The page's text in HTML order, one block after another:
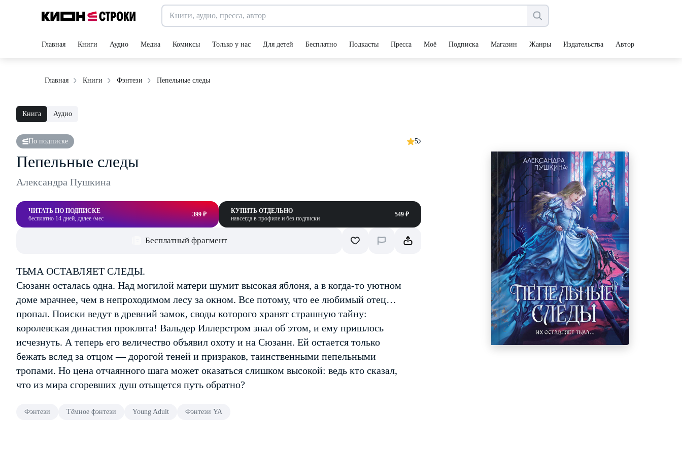
Главная Книги Аудио Медиа Комиксы Только у нас Для детей Бесплатно Подкасты Пресса Моё Подписка Магазин Жанры Издательства Авторы
Главная Книги Фэнтези Пепельные следы
Книга Аудио
По подписке 5
Пепельные следы
Александра Пушкина
ЧИТАТЬ ПО ПОДПИСКЕ
бесплатно 14 дней, далее /мес
399 ₽
КУПИТЬ ОТДЕЛЬНО
навсегда в профиле и без подписки
549 ₽
Бесплатный фрагмент
ТЬМА ОСТАВЛЯЕТ СЛЕДЫ.
Сюзанн осталась одна. Над могилой матери шумит высокая яблоня, а в когда-то уютном
доме мрачнее, чем в непроходимом лесу за окном. Все потому, что ее любимый отец…
пропал. Поиски ведут в древний замок, своды которого хранят страшную тайну:
королевская династия проклята! Вальдер Иллерстром знал об этом, и ему пришлось
исчезнуть. А теперь его величество объявил охоту и на Сюзанн. Ей остается только
бежать вслед за отцом — дорогой теней и призраков, таинственными пепельными
тропами. Но цена отчаянного шага может оказаться слишком высокой: ведь кто сказал,
что из мира сгоревших душ отыщется путь обратно?
Фэнтези Тёмное фэнтези Young Adult Фэнтези YA